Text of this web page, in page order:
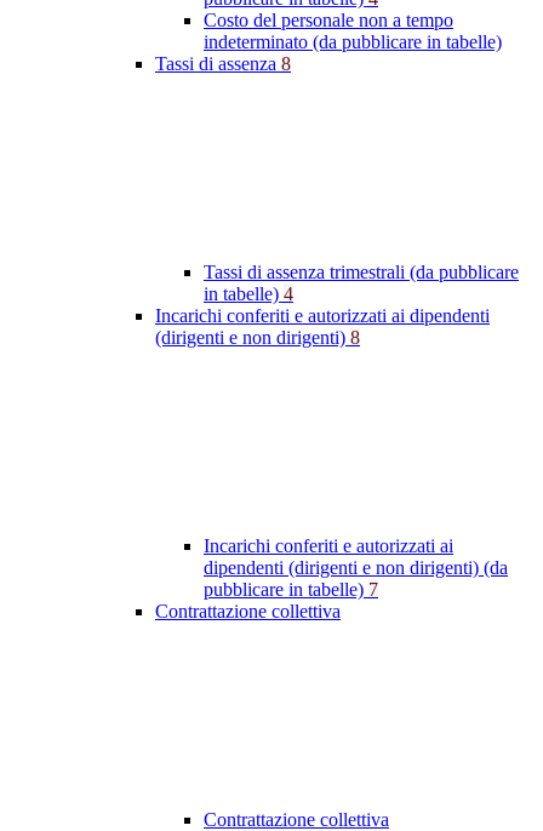
Costo del personale non a tempo
indeterminato (da pubblicare in tabelle)
Tassi di assenza 8
Tassi di assenza trimestrali (da pubblicare
in tabelle) 4
Incarichi conferiti e autorizzati ai dipendenti
(dirigenti e non dirigenti) 8
Incarichi conferiti e autorizzati ai
dipendenti (dirigenti e non dirigenti) (da
pubblicare in tabelle) 7
Contrattazione collettiva
Contrattazione collettiva